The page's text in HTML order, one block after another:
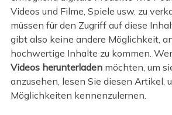
Videos und Filme, Spiele usw. zu
müssen für den Zugriff auf diese
gibt also keine andere Möglichkeit,
hochwertige Inhalte zu kommen.
Videos herunterladenmöchten, um
anzusehen, lesen Sie diesen Artikel,
Möglichkeiten kennenzulernen.